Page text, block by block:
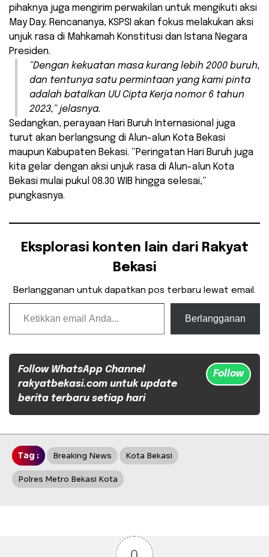
pihaknya juga mengirim perwakilan untuk mengikuti aksi
May Day. Rencananya, KSPSI akan fokus melakukan aksi
unjuk rasa di Mahkamah Konstitusi dan Istana Negara
Presiden.
“Dengan kekuatan masa kurang lebih 2000 buruh,
dan tentunya satu permintaan yang kami pinta
adalah batalkan UU Cipta Kerja nomor 6 tahun
2023,” jelasnya.
Sedangkan, perayaan Hari Buruh Internasional juga
turut akan berlangsung di Alun-alun Kota Bekasi
maupun Kabupaten Bekasi. “Peringatan Hari Buruh juga
kita gelar dengan aksi unjuk rasa di Alun-alun Kota
Bekasi mulai pukul 08.30 WIB hingga selesai,”
pungkasnya.
Eksplorasi konten lain dari Rakyat
Bekasi
Berlangganan untuk dapatkan pos terbaru lewat email.
Ketikkan email Anda...
Berlangganan
Follow WhatsApp Channel
rakyatbekasi.com untuk update
berita terbaru setiap hari
Follow
Tag : Breaking News Kota Bekasi
Polres Metro Bekasi Kota